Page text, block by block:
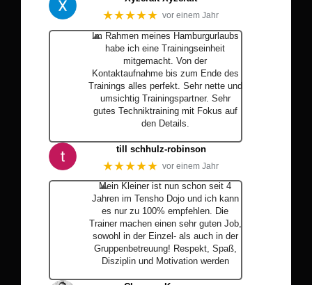
★★★★★ vor einem Jahr
Im Rahmen meines Hamburgurlaubs
habe ich eine Trainingseinheit
mitgemacht. Von der
Kontaktaufnahme bis zum Ende des
Trainings alles perfekt. Sehr nette und
umsichtig Trainingspartner. Sehr
gutes Techniktraining mit Fokus auf
den Details.
till schhulz-robinson
★★★★★ vor einem Jahr
Mein Kleiner ist nun schon seit 4
Jahren im Tensho Dojo und ich kann
es nur zu 100% empfehlen. Die
Trainer machen einen sehr guten Job,
sowohl in der Einzel- als auch in der
Gruppenbetreuung! Respekt, Spaß,
Disziplin und Motivation werden